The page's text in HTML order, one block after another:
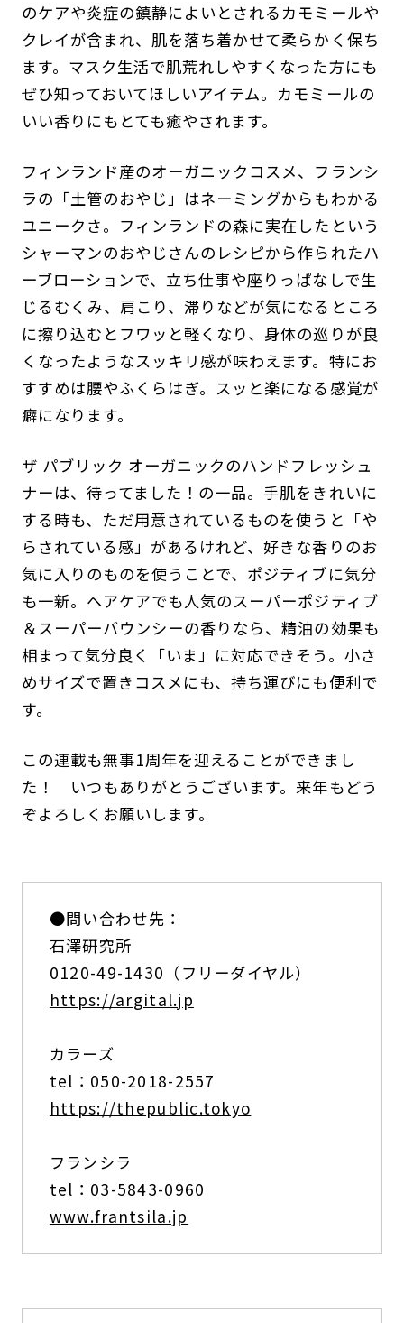
のケアや炎症の鎮静によいとされるカモミールや
クレイが含まれ、肌を落ち着かせて柔らかく保ち
ます。マスク生活で肌荒れしやすくなった方にも
ぜひ知っておいてほしいアイテム。カモミールの
いい香りにもとても癒やされます。
フィンランド産のオーガニックコスメ、フランシ
ラの「土管のおやじ」はネーミングからもわかる
ユニークさ。フィンランドの森に実在したという
シャーマンのおやじさんのレシピから作られたハ
ーブローションで、立ち仕事や座りっぱなしで生
じるむくみ、肩こり、滞りなどが気になるところ
に擦り込むとフワッと軽くなり、身体の巡りが良
くなったようなスッキリ感が味わえます。特にお
すすめは腰やふくらはぎ。スッと楽になる感覚が
癖になります。
ザ パブリック オーガニックのハンドフレッシュ
ナーは、待ってました！の一品。手肌をきれいに
する時も、ただ用意されているものを使うと「や
らされている感」があるけれど、好きな香りのお
気に入りのものを使うことで、ポジティブに気分
も一新。ヘアケアでも人気のスーパーポジティブ
＆スーパーバウンシーの香りなら、精油の効果も
相まって気分良く「いま」に対応できそう。小さ
めサイズで置きコスメにも、持ち運びにも便利で
す。
この連載も無事1周年を迎えることができまし
た！ いつもありがとうございます。来年もどう
ぞよろしくお願いします。
●問い合わせ先：
石澤研究所
0120-49-1430（フリーダイヤル）
https://argital.jp
カラーズ
tel：050-2018-2557
https://thepublic.tokyo
フランシラ
tel：03-5843-0960
www.frantsila.jp